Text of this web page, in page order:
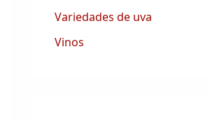
Variedades de uva
Vinos